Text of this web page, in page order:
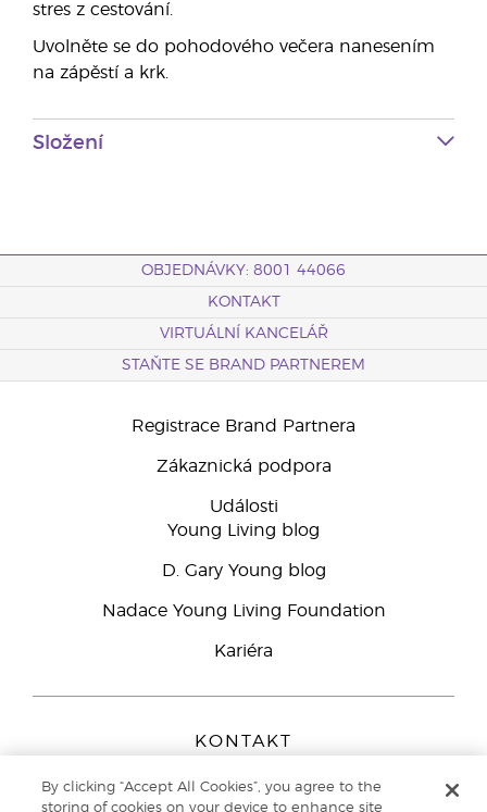
stres z cestování.
Uvolněte se do pohodového večera nanesením
na zápěstí a krk.
Složení
OBJEDNÁVKY: 8001 44066
KONTAKT
VIRTUÁLNÍ KANCELÁŘ
STAŇTE SE BRAND PARTNEREM
Registrace Brand Partnera
Zákaznická podpora
Události
Young Living blog
D. Gary Young blog
Nadace Young Living Foundation
Kariéra
KONTAKT
Peizerweg 97
By clicking “Accept All Cookies”, you agree to the
storing of cookies on your device to enhance site